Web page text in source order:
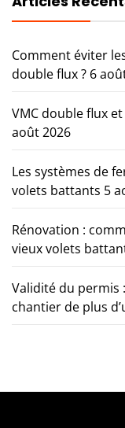
Comment éviter
double flux ? 6
VMC double flux
août 2026
Les systèmes de
volets battants 5
Rénovation :
vieux volets
Validité du
chantier de plus